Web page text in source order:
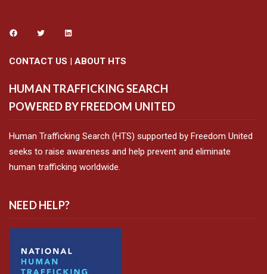
CONTACT US | ABOUT HTS
HUMAN TRAFFICKING SEARCH
POWERED BY FREEDOM UNITED
Human Trafficking Search (HTS) supported by Freedom United
seeks to raise awareness and help prevent and eliminate
human trafficking worldwide.
NEED HELP?